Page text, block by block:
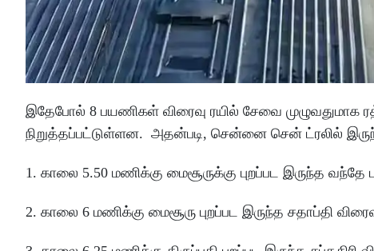
இதேபோல் 8 பயணிகள் விரைவு ரயில் சேவை முழுவதுமாக
நிறுத்தப்பட்டுள்ளன. அதன்படி, சென்னை சென் ட்ரலில்
1. காலை 5.50 மணிக்கு மைசூருக்கு புறப்பட இருந்த வந்தே
2. காலை 6 மணிக்கு மைசூரு புறப்பட இருந்த சதாப்தி